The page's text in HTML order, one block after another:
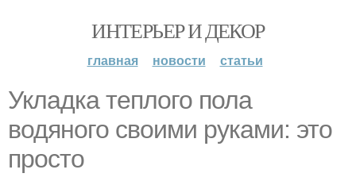
ИНТЕРЬЕР И ДЕКОР
главная новости статьи
Укладка теплого пола
водяного своими руками: это
просто